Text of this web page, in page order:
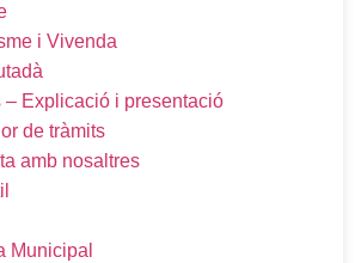
i Vivenda
– Explicació i presentació
de tràmits
amb nosaltres
Municipal